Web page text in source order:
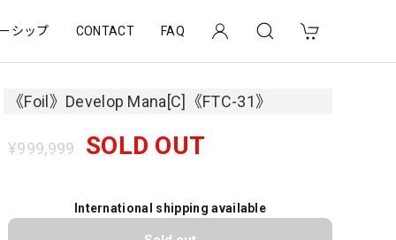
シップ CONTACT FAQ
《Foil》Develop Mana[C]《FTC-31》
¥999,999 SOLD OUT
International shipping available